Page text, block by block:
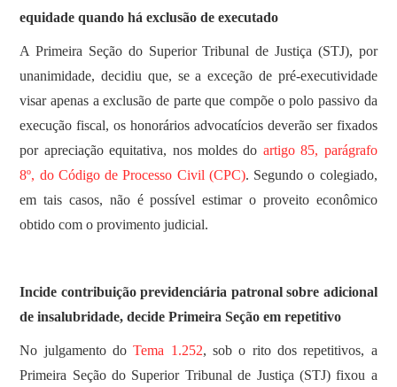
equidade quando há exclusão de executado
A Primeira Seção do Superior Tribunal de Justiça (STJ), por
unanimidade, decidiu que, se a exceção de pré-executividade
visar apenas a exclusão de parte que compõe o polo passivo da
execução fiscal, os honorários advocatícios deverão ser fixados
por apreciação equitativa, nos moldes do artigo 85, parágrafo
8º, do Código de Processo Civil (CPC). Segundo o colegiado,
em tais casos, não é possível estimar o proveito econômico
obtido com o provimento judicial.
Incide contribuição previdenciária patronal sobre adicional
de insalubridade, decide Primeira Seção em repetitivo
No julgamento doTema 1.252, sob o rito dos repetitivos, a
Primeira Seção do Superior Tribunal de Justiça (STJ) fixou a